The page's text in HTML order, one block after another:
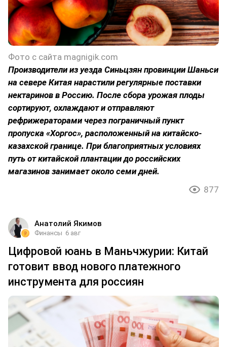
Фото с сайта magnigik.com
Производители из уезда Синьцзян провинции Шаньси
на севере Китая нарастили регулярные поставки
нектаринов в Россию. После сбора урожая плоды
сортируют, охлаждают и отправляют
рефрижераторами через пограничный пункт
пропуска «Хоргос», расположенный на китайско-
казахской границе. При благоприятных условиях
путь от китайской плантации до российских
магазинов занимает около семи дней.
877
Анатолий Якимов
Финансы 6 авг
Цифровой юань в Маньчжурии: Китай
готовит ввод нового платежного
инструмента для россиян